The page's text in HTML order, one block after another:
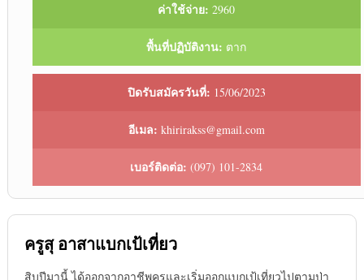
ค่าใช้จ่าย: 2960
พื้นที่ปฏิบัติงาน: ตาก
ปิดรับสมัครวันที่: 15/06/2023
อีเมล: khirirakss@gmail.com
เบอร์ติดต่อ: (097) 101-2834
ครูสุ อาสาแบกเป้เที่ยว
สิบปีมานี้ ได้ออกจากอาชีพครูและเริ่มออกแบกเป้เที่ยวไปตามป่า